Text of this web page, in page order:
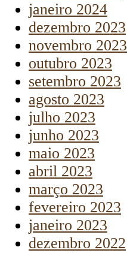
janeiro 2024
dezembro 2023
novembro 2023
outubro 2023
setembro 2023
agosto 2023
julho 2023
junho 2023
maio 2023
abril 2023
março 2023
fevereiro 2023
janeiro 2023
dezembro 2022